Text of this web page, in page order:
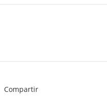
Compartir